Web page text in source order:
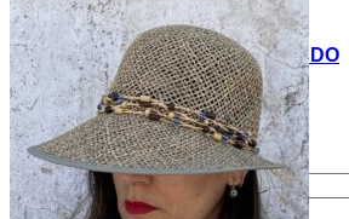
INICIO
TIENDA
MIS COSITAS POR EL MUNDO
EL COMIENZO
BLOG
PAGOS
CONTACTO
Buscar por: